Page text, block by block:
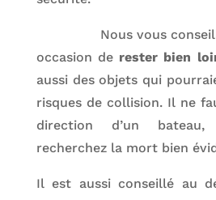
Nous vous
occasion de rester bien
aussi des objets qui
risques de collision. Il ne
direction d’un
recherchez la mort bien
Il est aussi conseillé au